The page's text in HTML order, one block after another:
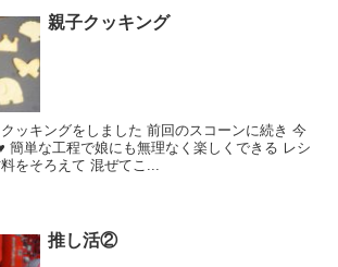
親子クッキング
ッキングをしました 前回のスコーンに続き 今
簡単な工程で娘にも無理なく楽しくできる レシ
をそろえて 混ぜてこ...
推し活②